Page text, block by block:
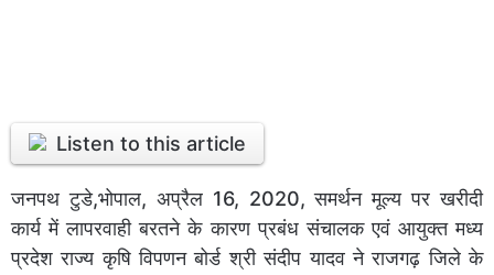
Listen to this article
जनपथ टुडे,भोपाल, अप्रैल 16, 2020, समर्थन मूल्य पर खरीदी
कार्य में लापरवाही बरतने के कारण प्रबंध संचालक एवं आयुक्त मध्य
प्रदेश राज्य कृषि विपणन बोर्ड श्री संदीप यादव ने राजगढ़ जिले के